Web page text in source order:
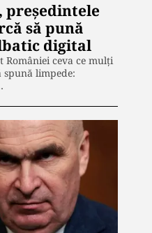
să pună
digital
României ceva ce mulți
limpede: